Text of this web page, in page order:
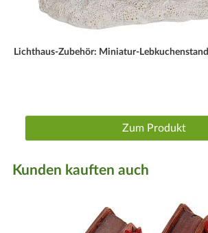
Lichthaus-Zubehör: Miniatur-Lebkuchenstand
Zum Produkt
Kunden kauften auch